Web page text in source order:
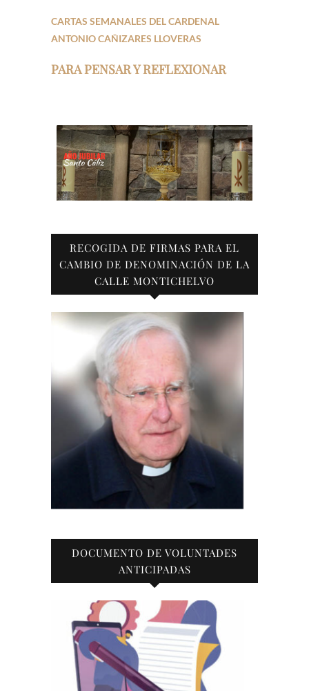
CARTAS SEMANALES DEL CARDENAL
ANTONIO CAÑIZARES LLOVERAS
PARA PENSAR Y REFLEXIONAR
RECOGIDA DE FIRMAS PARA EL
CAMBIO DE DENOMINACIÓN DE LA
CALLE MONTICHELVO
DOCUMENTO DE VOLUNTADES
ANTICIPADAS